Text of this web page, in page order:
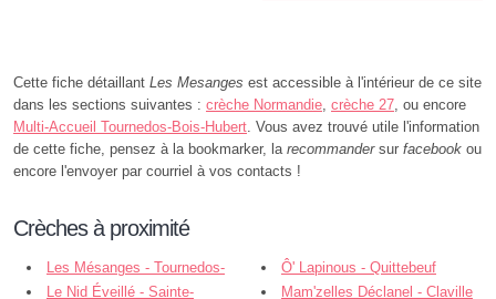
Cette fiche détaillant Les Mesanges est accessible à l'intérieur de ce site
dans les sections suivantes : crèche Normandie, crèche 27, ou encore
Multi-Accueil Tournedos-Bois-Hubert. Vous avez trouvé utile l'information
de cette fiche, pensez à la bookmarker, la recommandersur facebook ou
encore l'envoyer par courriel à vos contacts !
Crèches à proximité
Les Mésanges - Tournedos-
Bois-Hubert
Ô' Lapinous - Quittebeuf
Le Nid Éveillé - Sainte-
Mam'zelles Déclanel - Claville